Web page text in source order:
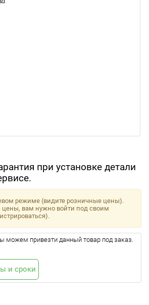
при установке детали
режиме (видите розничные цены).
цены, вам нужно войти под своим
можем привезти данный товар под заказ.
и сроки